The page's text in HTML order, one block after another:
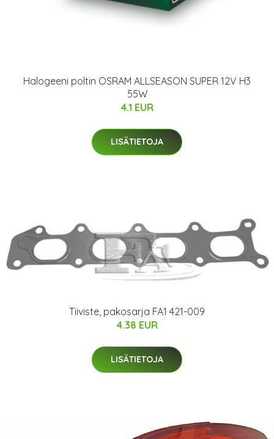
Halogeeni poltin OSRAM ALLSEASON SUPER 12V H3
55W
4.1 EUR
LISÄTIETOJA
Tiiviste, pakosarja FA1 421-009
4.38 EUR
LISÄTIETOJA